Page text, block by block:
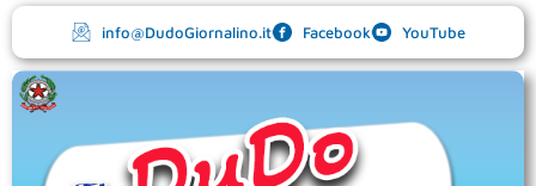
contenuto
info@DudoGiornalino.it Facebook YouTube